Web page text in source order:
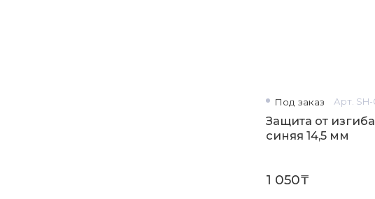
Под заказ
Защита от изгиба
синяя 14,5 мм
1 050₸